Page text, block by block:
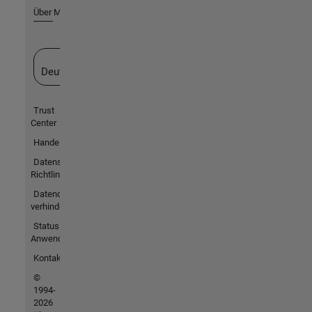
Über MathWorks
Deutschland
Trust
Center
Handelsmarken
Datenschutz-
Richtlinien
Datendiebstahl
verhindern
Status von
Anwendungen
Kontakt
©
1994-
2026